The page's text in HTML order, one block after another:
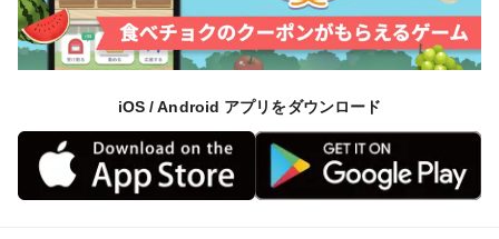
iOS / Android アプリをダウンロード